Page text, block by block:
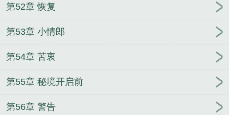
第52章 恢复
第53章 小情郎
第54章 苦衷
第55章 秘境开启前
第56章 警告